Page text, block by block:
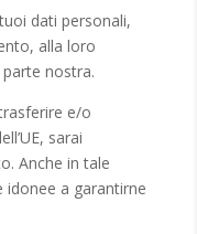
dati personali,
alla loro
nostra.
e/o
sarai
Anche in tale
a garantirne